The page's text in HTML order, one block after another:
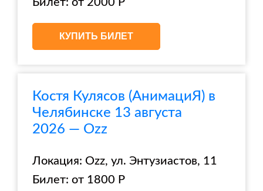
Билет: от 2000 Р
КУПИТЬ БИЛЕТ
Костя Кулясов (АнимациЯ) в
Челябинске 13 августа
2026 — Ozz
Локация: Ozz, ул. Энтузиастов, 11
Билет: от 1800 Р